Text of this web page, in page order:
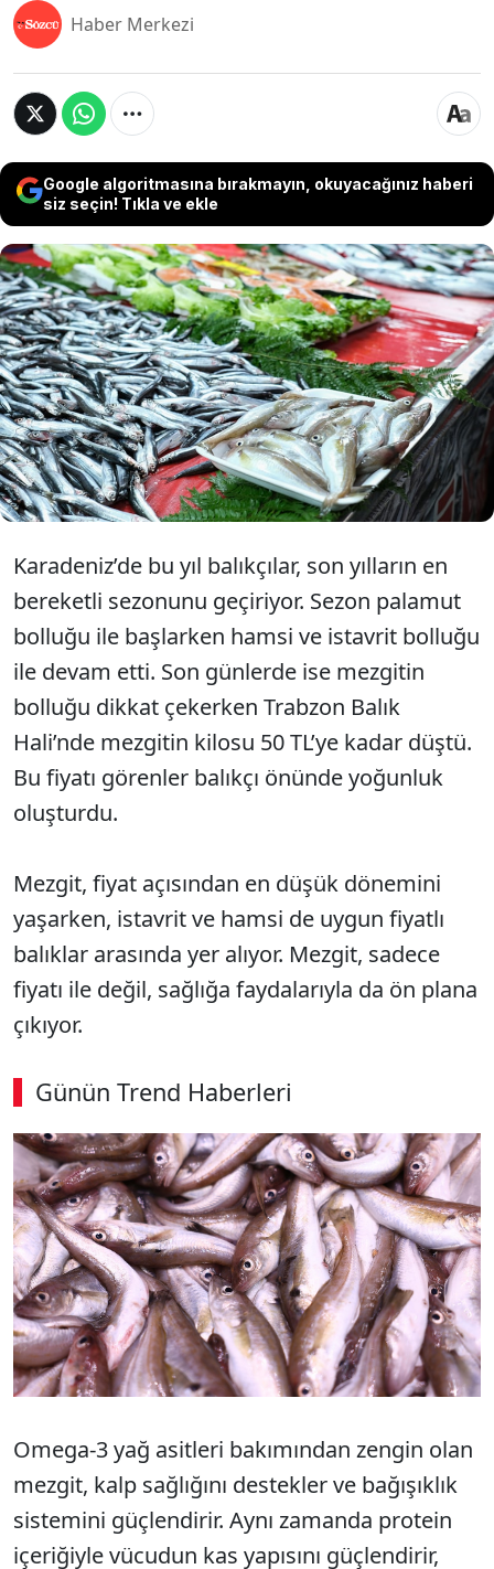
Haber Merkezi
Google algoritmasına bırakmayın, okuyacağınız haberi
siz seçin! Tıkla ve ekle
Balık sezonunda bolluk devam ediyor.
Palamut ve hamsinin ardından şimdi de
mezgit fiyatları 50 TL'ye kadar düştü.
Vatandaşlar balıkçılar önünde yoğunluk
oluşturdu.
Karadeniz’de bu yıl balıkçılar, son yılların en
bereketli sezonunu geçiriyor. Sezon palamut
bolluğu ile başlarken hamsi ve istavrit bolluğu
ile devam etti. Son günlerde ise mezgitin
bolluğu dikkat çekerken Trabzon Balık
Hali’nde mezgitin kilosu 50 TL’ye kadar düştü.
Bu fiyatı görenler balıkçı önünde yoğunluk
oluşturdu.
Mezgit, fiyat açısından en düşük dönemini
yaşarken, istavrit ve hamsi de uygun fiyatlı
balıklar arasında yer alıyor. Mezgit, sadece
fiyatı ile değil, sağlığa faydalarıyla da ön plana
çıkıyor.
Günün Trend Haberleri
00:02 / 08:15
Sesi Aç
Omega-3 yağ asitleri bakımından zengin olan
mezgit, kalp sağlığını destekler ve bağışıklık
sistemini güçlendirir. Aynı zamanda protein
içeriğiyle vücudun kas yapısını güçlendirir,